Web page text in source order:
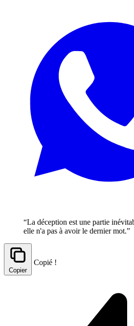
“La déception est une partie
elle n'a pas à avoir le dernier mot.”
Copier
Copié !